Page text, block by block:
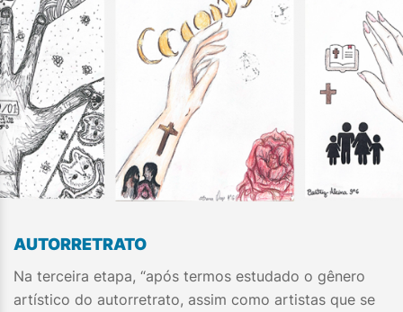
AUTORRETRATO​
Na terceira etapa, “após termos estudado o gênero
artístico do autorretrato, assim como artistas que se